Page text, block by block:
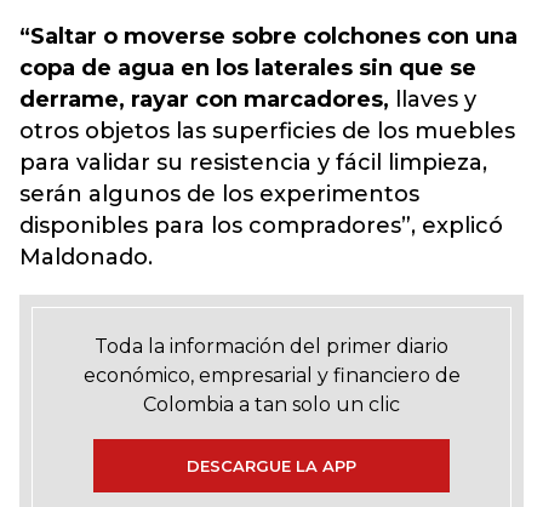
“Saltar o moverse sobre colchones con una
copa de agua en los laterales sin que se
derrame, rayar con marcadores, llaves y
otros objetos las superficies de los muebles
para validar su resistencia y fácil limpieza,
serán algunos de los experimentos
disponibles para los compradores”, explicó
Maldonado.
Toda la información del primer diario
económico, empresarial y financiero de
Colombia a tan solo un clic
DESCARGUE LA APP